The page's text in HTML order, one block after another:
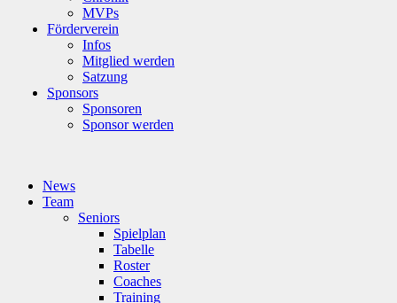
MVPs
Förderverein
Infos
Mitglied werden
Satzung
Sponsors
Sponsoren
Sponsor werden
News
Team
Seniors
Spielplan
Tabelle
Roster
Coaches
Training